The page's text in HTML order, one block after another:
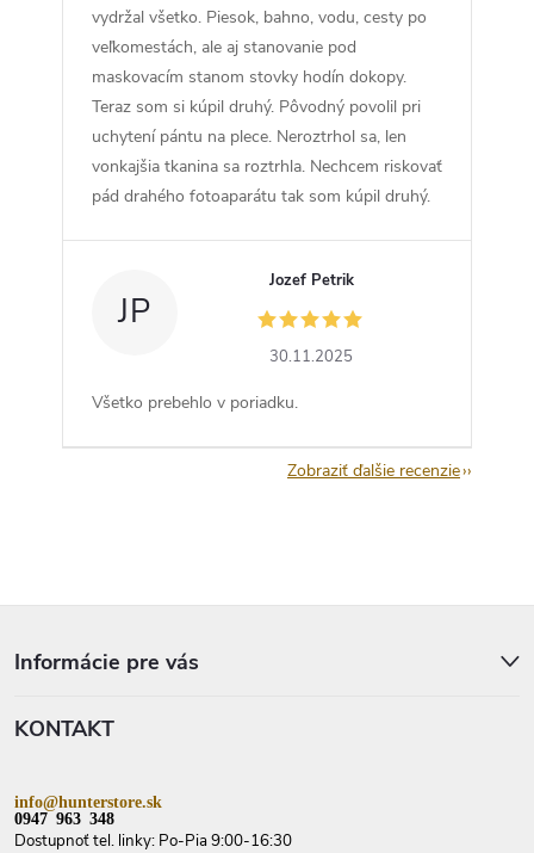
vydržal všetko. Piesok, bahno, vodu, cesty po
veľkomestách, ale aj stanovanie pod
maskovacím stanom stovky hodín dokopy.
Teraz som si kúpil druhý. Pôvodný povolil pri
uchytení pántu na plece. Neroztrhol sa, len
vonkajšia tkanina sa roztrhla. Nechcem riskovať
pád drahého fotoaparátu tak som kúpil druhý.
JP
Jozef Petrik
30.11.2025
Všetko prebehlo v poriadku.
Zobraziť ďalšie recenzie
Informácie pre vás
KONTAKT
info@hunterstore.sk
0947 963 348
Dostupnoť tel. linky: Po-Pia 9:00-16:30